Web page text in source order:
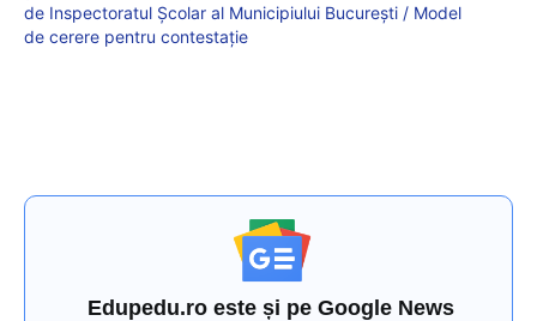
de Inspectoratul Școlar al Municipiului București / Model
de cerere pentru contestație
Edupedu.ro este și pe Google News